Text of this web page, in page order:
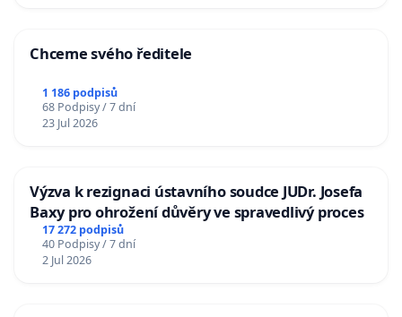
Chceme svého ředitele
1 186 podpisů
68 Podpisy / 7 dní
23 Jul 2026
Výzva k rezignaci ústavního soudce JUDr. Josefa
Baxy pro ohrožení důvěry ve spravedlivý proces
17 272 podpisů
40 Podpisy / 7 dní
2 Jul 2026